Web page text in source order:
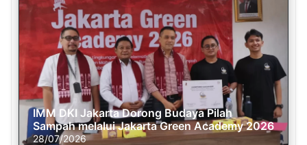
IMM DKI Jakarta Dorong Budaya Pilah
Sampah melalui Jakarta Green Academy 2026
28/07/2026